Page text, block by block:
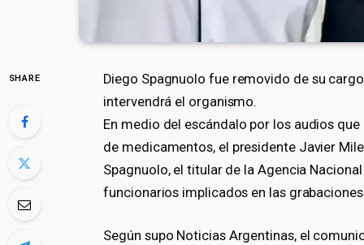
SHARE
Diego Spagnuolo fue removido de su
intervendrá el organismo.
En medio del escándalo por los audios
de medicamentos, el presidente Javier
Spagnuolo, el titular de la Agencia
funcionarios implicados en las grabaciones.
Según supo Noticias Argentinas, el